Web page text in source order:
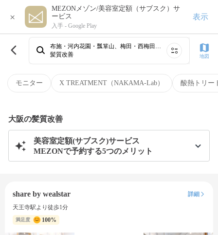
×
MEZONメゾン/美容室定額（サブスク）サ
ービス
入手 - Google Play
表示
モニター X TREATMENT（NAKAMA-Lab） 酸熱トリー
髪質改善
地図
大阪の髪質改善
美容室定額(サブスク)サービス
MEZONで予約する5つのメリット
share by wealstar
詳細
天王寺駅より徒歩1分
満足度 100%